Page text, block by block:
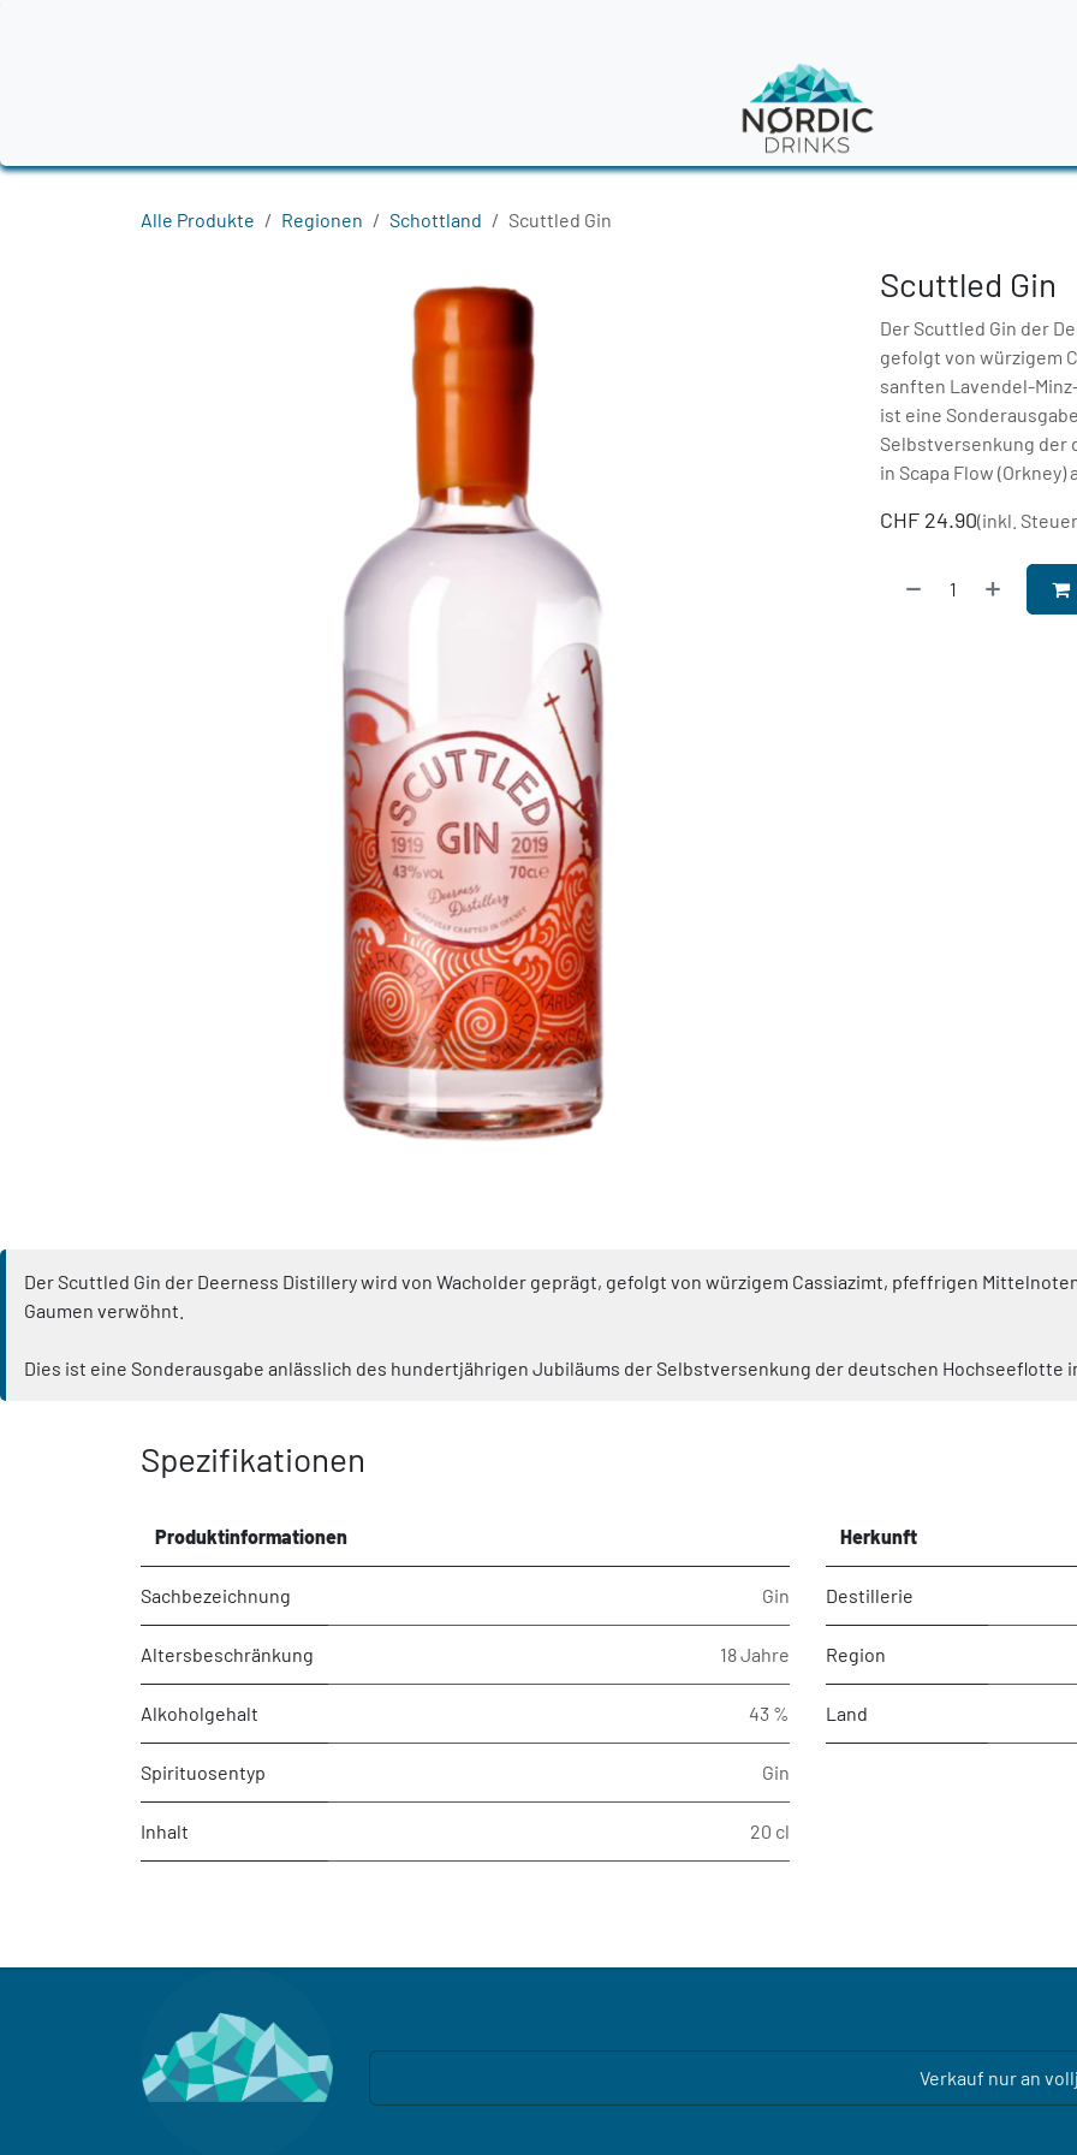
Alle Produkte Regionen Schottland Scuttled Gin
Scuttled Gin
Der Scuttled Gin der
gefolgt von würzigem
sanften Lavendel-
ist eine
Selbstversenkung der
in Scapa Flow (Orkney)
CHF 24.90(inkl.
Der Scuttled Gin der Deerness Distillery wird von Wacholder geprägt, gefolgt von würzigem Cassiazimt, pfeffrigen
Gaumen verwöhnt.
Dies ist eine Sonderausgabe anlässlich des hundertjährigen Jubiläums der Selbstversenkung der deutschen Hochseeflotte
Spezifikationen
Produktinformationen
Sachbezeichnung Gin
Altersbeschränkung 18 Jahre
Alkoholgehalt 43 %
Spirituosentyp Gin
Inhalt 20 cl
Herkunft
Destillerie
Region
Land
Verkauf nur an